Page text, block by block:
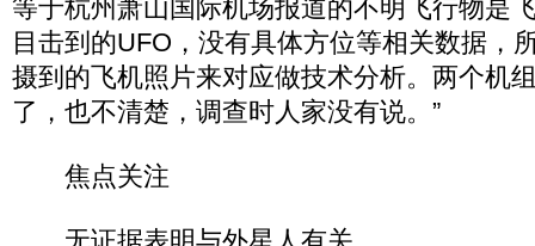
等于杭州萧山国际机场报道的不明飞行物是
目击到的UFO，没有具体方位等相关数据，
摄到的飞机照片来对应做技术分析。两个机
了，也不清楚，调查时人家没有说。”
焦点关注